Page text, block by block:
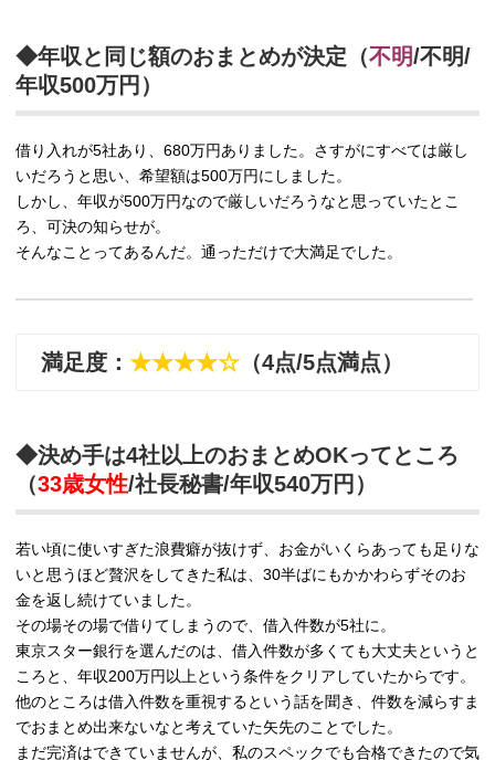
◆年収と同じ額のおまとめが決定（不明/不明/
年収500万円）
借り入れが5社あり、680万円ありました。さすがにすべては厳し
いだろうと思い、希望額は500万円にしました。
しかし、年収が500万円なので厳しいだろうなと思っていたとこ
ろ、可決の知らせが。
そんなことってあるんだ。通っただけで大満足でした。
満足度： ★★★★☆ （4点/5点満点）
◆決め手は4社以上のおまとめOKってところ
（33歳女性/社長秘書/年収540万円）
若い頃に使いすぎた浪費癖が抜けず、お金がいくらあっても足りな
いと思うほど贅沢をしてきた私は、30半ばにもかかわらずそのお
金を返し続けていました。
その場その場で借りてしまうので、借入件数が5社に。
東京スター銀行を選んだのは、借入件数が多くても大丈夫というと
ころと、年収200万円以上という条件をクリアしていたからです。
他のところは借入件数を重視するという話を聞き、件数を減らすま
でおまとめ出来ないなと考えていた矢先のことでした。
まだ完済はできていませんが、私のスペックでも合格できたので気